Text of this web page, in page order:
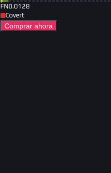
FN0.0128
Covert
Comprar ahora